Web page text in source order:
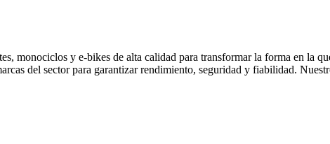
monociclos y e-bikes de alta calidad para transformar la forma en la
del sector para garantizar rendimiento, seguridad y fiabilidad.